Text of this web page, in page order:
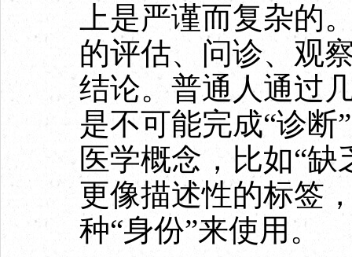
上是严谨而复杂的
的评估、问诊、观
结论。普通人通过
是不可能完成“诊断
医学概念，比如“缺
更像描述性的标签
种“身份”来使用。